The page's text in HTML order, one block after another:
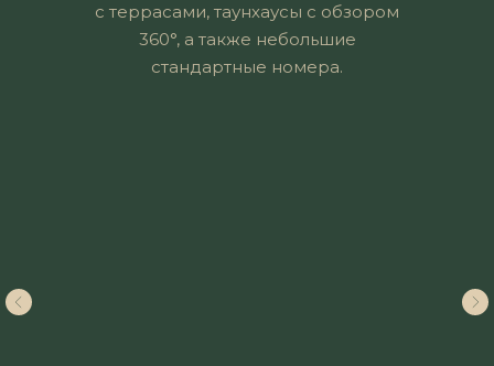
с террасами, таунхаусы с обзором
360°, а также небольшие
стандартные номера.